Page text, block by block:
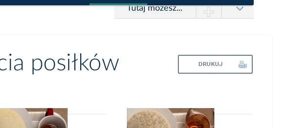
Tutaj możesz...
posiłków DRUKUJ